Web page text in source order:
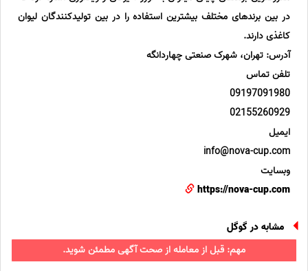
در بین برندهای مختلف بیشترین استفاده را در بین تولیدکنندگان لیوان
کاغذی دارند.
آدرس: تهران، شهرک صنعتی چهاردانگه
تلفن تماس
09197091980
02155260929
ایمیل
info@nova-cup.com
وبسایت
https://nova-cup.com
مشابه در گوگل
مهم: قبل از معامله از صحت آگهی مطمئن شوید.